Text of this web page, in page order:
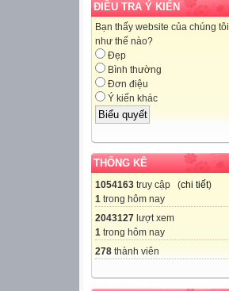
ĐIỀU TRA Ý KIẾN
Bạn thấy website của chúng tôi
như thế nào?
Đẹp
Bình thường
Đơn điệu
Ý kiến khác
THỐNG KÊ
1054163 truy cập (chi tiết)
1 trong hôm nay
2043127 lượt xem
1 trong hôm nay
278 thành viên